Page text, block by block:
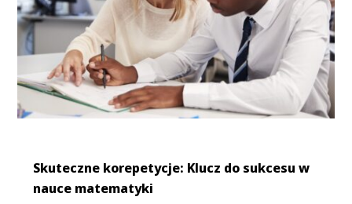
Skuteczne korepetycje: Klucz do sukcesu w
nauce matematyki